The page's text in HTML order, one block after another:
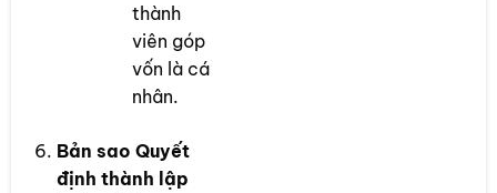
thành
viên góp
vốn là cá
nhân.
Bản sao Quyết
định thành lập